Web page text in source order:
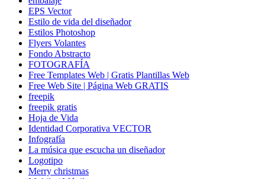
EPS Vector
Estilo de vida del diseñador
Estilos Photoshop
Flyers Volantes
Fondo Abstracto
FOTOGRAFÍA
Free Templates Web | Gratis Plantillas Web
Free Web Site | Página Web GRATIS
freepik
freepik gratis
Hoja de Vida
Identidad Corporativa VECTOR
Infografía
La música que escucha un diseñador
Logotipo
Merry christmas